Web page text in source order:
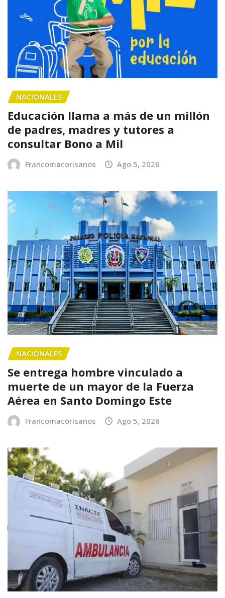
NACIONALES
Educación llama a más de un millón
de padres, madres y tutores a
consultar Bono a Mil
Francomacorisanos Ago 5, 2026
NACIONALES
Se entrega hombre vinculado a
muerte de un mayor de la Fuerza
Aérea en Santo Domingo Este
Francomacorisanos Ago 5, 2026